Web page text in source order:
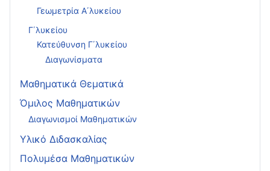
Γεωμετρία Α΄λυκείου
Γ΄λυκείου
Κατεύθυνση Γ΄λυκείου
Διαγωνίσματα
Μαθηματικά Θεματικά
Όμιλος Μαθηματικών
Διαγωνισμοί Μαθηματικών
Υλικό Διδασκαλίας
Πολυμέσα Μαθηματικών